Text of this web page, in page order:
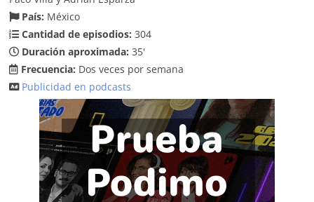
País: México
Cantidad de episodios: 304
Duración aproximada: 35'
Frecuencia: Dos veces por semana
Publicidad en podcasts